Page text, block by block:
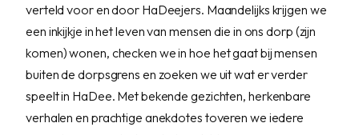
verteld voor en door HaDeejers. Maandelijks krijgen we
een inkijkje in het leven van mensen die in ons dorp (zijn
komen) wonen, checken we in hoe het gaat bij mensen
buiten de dorpsgrens en zoeken we uit wat er verder
speelt in HaDee. Met bekende gezichten, herkenbare
verhalen en prachtige anekdotes toveren we iedere